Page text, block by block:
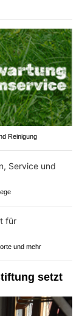
Reinigung
und mehr
setzt